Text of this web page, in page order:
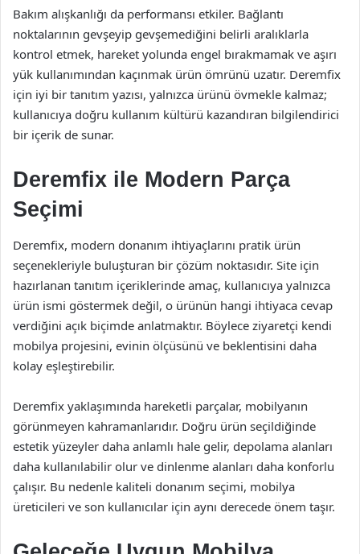
Bakım alışkanlığı da performansı etkiler. Bağlantı
noktalarının gevşeyip gevşemediğini belirli aralıklarla
kontrol etmek, hareket yolunda engel bırakmamak ve aşırı
yük kullanımından kaçınmak ürün ömrünü uzatır. Deremfix
için iyi bir tanıtım yazısı, yalnızca ürünü övmekle kalmaz;
kullanıcıya doğru kullanım kültürü kazandıran bilgilendirici
bir içerik de sunar.
Deremfix ile Modern Parça
Seçimi
Deremfix, modern donanım ihtiyaçlarını pratik ürün
seçenekleriyle buluşturan bir çözüm noktasıdır. Site için
hazırlanan tanıtım içeriklerinde amaç, kullanıcıya yalnızca
ürün ismi göstermek değil, o ürünün hangi ihtiyaca cevap
verdiğini açık biçimde anlatmaktır. Böylece ziyaretçi kendi
mobilya projesini, evinin ölçüsünü ve beklentisini daha
kolay eşleştirebilir.
Deremfix yaklaşımında hareketli parçalar, mobilyanın
görünmeyen kahramanlarıdır. Doğru ürün seçildiğinde
estetik yüzeyler daha anlamlı hale gelir, depolama alanları
daha kullanılabilir olur ve dinlenme alanları daha konforlu
çalışır. Bu nedenle kaliteli donanım seçimi, mobilya
üreticileri ve son kullanıcılar için aynı derecede önem taşır.